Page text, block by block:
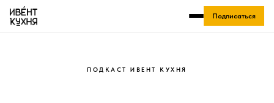
Подписаться
ПОДКАСТ ИВЕНТ КУХНЯ